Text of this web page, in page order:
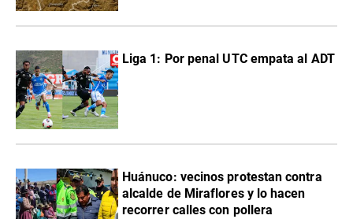
Liga 1: Por penal UTC empata al ADT
Huánuco: vecinos protestan contra
alcalde de Miraflores y lo hacen
recorrer calles con pollera